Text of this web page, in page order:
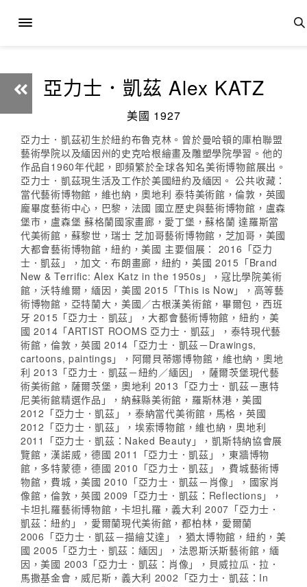
亞力士．凱茲 Alex KATZ
美國 1927
亞力士．凱茲初生於紐約布魯克林。曾於曼哈頓的庫柏聯盟
藝術學院以及緬因州的史克哈根繪畫及雕塑學院學習。他的
作品自1960年代起，即頻繁於全球各知名美術博物館展出。
亞力士．凱茲現生活及工作於美國紐約及緬因。 公共收藏：
當代藝術博物館，維也納，奧地利 泰特美術館，倫敦，英國
龐畢度藝術中心，巴黎，法國 國立歷史與藝術博物館，盧森
堡市，盧森堡 蘇格蘭國家畫廊，愛丁堡，蘇格蘭 達羅斯當
代美術館，蘇黎世，瑞士 芝加哥藝術博物館，芝加哥，美國
大都會藝術博物館，紐約，美國 主要個展： 2016「亞力
士．凱茲」，加文．布朗畫廊，紐約，美國 2015「Brand
New & Terrific: Alex Katz in the 1950s」，寇比學院美術
館，沃特維爾，緬因，美國 2015「This is Now」，高等藝
術博物館，亞特蘭大，美國／古根漢美術館，畢爾包，西班
牙 2015「亞力士．凱茲」，大都會藝術博物館，紐約，美
國 2014「ARTIST ROOMS 亞力士．凱茲」，泰特現代藝
術館，倫敦，英國 2014「亞力士．凱茲－Drawings,
cartoons, paintings」，阿爾貝蒂娜博物館，維也納，奧地
利 2013「亞力士．凱茲－紐約／緬因」，薩爾茨堡現代藝
術美術館，薩爾茨堡，奧地利 2013「亞力士．凱茲－惠特
尼美術館精選作品」，納蘇縣美術館，羅斯林港，美國
2012「亞力士．凱茲」，泰納當代美術館，馬格，英國
2012「亞力士．凱茲」，埃索博物館，維也納，奧地利
2011「亞力士．凱茲：Naked Beauty」，凱斯特納協會展
覽館，漢諾威，德國 2011「亞力士．凱茲」，東牆博物
館，多特蒙德，德國 2010「亞力士．凱茲」，費城藝術博
物館，費城，美國 2010「亞力士．凱茲－肖像」，國家肖
像館，倫敦，英國 2009「亞力士．凱茲：Reflections」，
卡坦扎羅藝術博物館，卡坦扎羅，義大利 2007「亞力士．
凱茲：紐約」，愛爾蘭現代美術館，都柏林，愛爾蘭
2006「亞力士．凱茲－描繪艾達」，猶太博物館，紐約，美
國 2005「亞力士．凱茲：緬因」，法恩斯沃斯藝術館，緬
因，美國 2003「亞力士．凱茲：肖像」，貝威拉瓜．拉．
馬撒基金會，威尼斯，義大利 2002「亞力士．凱茲：In